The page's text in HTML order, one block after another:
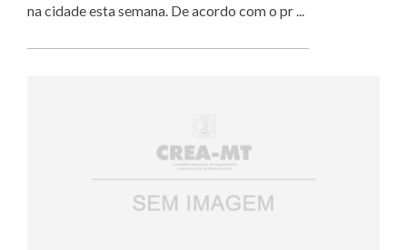
na cidade esta semana. De acordo com o pr ...